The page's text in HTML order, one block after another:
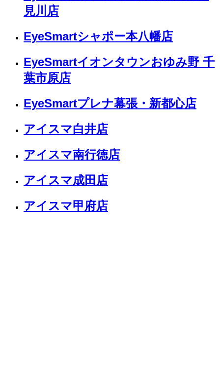
見川店
EyeSmartシャポー本八幡店
EyeSmartイオンタウンおゆみ野 千
葉市原店
EyeSmartプレナ幕張・新都心店
アイスマ白井店
アイスマ南行徳店
アイスマ成田店
アイスマ甲府店